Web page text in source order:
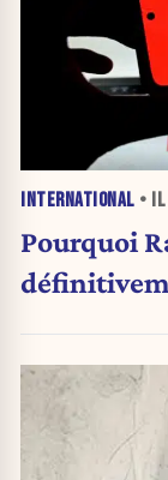
INTERNATIONAL •
Pourquoi